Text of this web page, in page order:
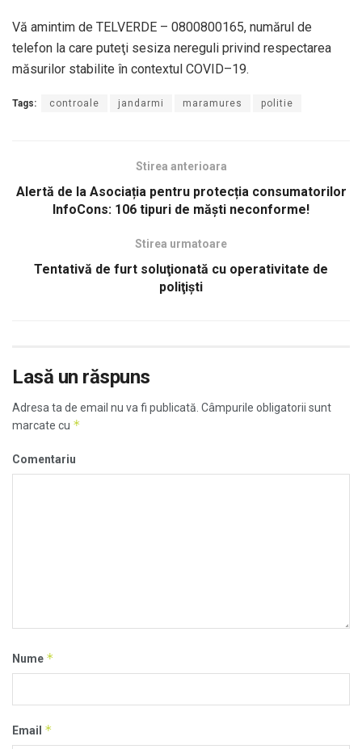
Vă amintim de TELVERDE – 0800800165, numărul de
telefon la care puteţi sesiza nereguli privind respectarea
măsurilor stabilite în contextul COVID–19.
Tags: controale jandarmi maramures politie
Stirea anterioara
Alertă de la Asociația pentru protecția consumatorilor
InfoCons: 106 tipuri de măşti neconforme!
Stirea urmatoare
Tentativă de furt soluţionată cu operativitate de
poliţişti
Lasă un răspuns
Adresa ta de email nu va fi publicată. Câmpurile obligatorii sunt
marcate cu *
Comentariu
Nume *
Email *